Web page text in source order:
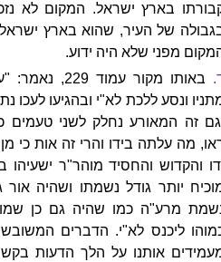
בארץ ישראל. המקום לא
של העיר, שהוא בארץ
מפני שלא היה ידוע.
באותו מקור
ונסע ללכת לא"י ובהגיעו
זה המאורע נחלק לשני טעמים
מה עלתה בידו והרי זה אות כי
והקדוש והחסיד מוהר"ר
יותר גודל נשמתו ושהיה אור
מרע"ה כמו שהיה גם כן
ליכנס לא"י. הדברים
אותנו על הלך הדעות